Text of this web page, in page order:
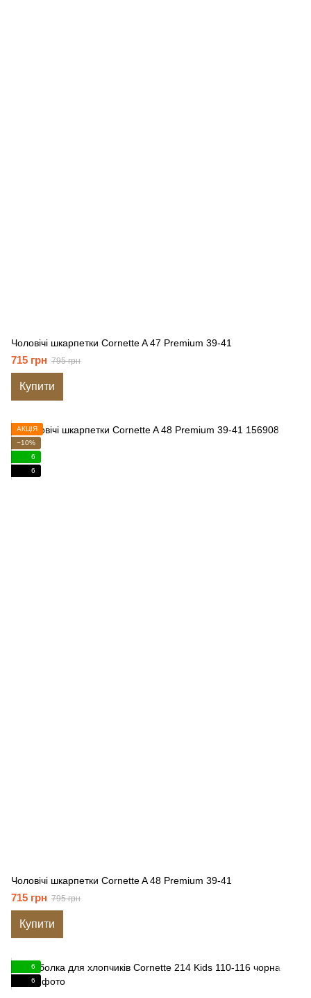
Чоловічі шкарпетки Cornette A 47 Premium 39-41
715 грн 795 грн
Купити
АКЦІЯ
−10%
6
6
Чоловічі шкарпетки Cornette A 48 Premium 39-41
715 грн 795 грн
Купити
6
6